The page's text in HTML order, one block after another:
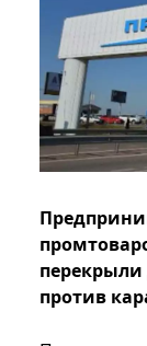
перекрыли
против